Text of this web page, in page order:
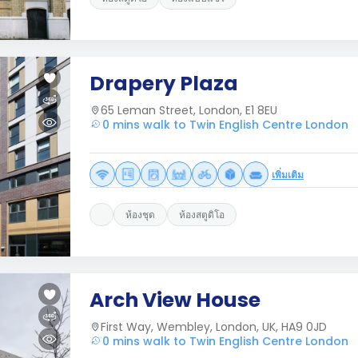
Drapery Plaza
65 Leman Street, London, E1 8EU
0 mins walk to Twin English Centre London
เพิ่มเติม
ห้องชุด ห้องสตูดิโอ
Arch View House
First Way, Wembley, London, UK, HA9 0JD
0 mins walk to Twin English Centre London